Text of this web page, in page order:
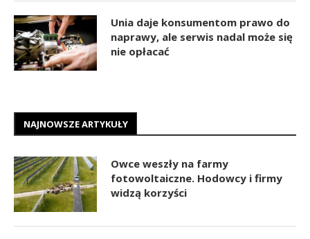
Unia daje konsumentom prawo do
naprawy, ale serwis nadal może się
nie opłacać
NAJNOWSZE ARTYKUŁY
Owce weszły na farmy
fotowoltaiczne. Hodowcy i firmy
widzą korzyści